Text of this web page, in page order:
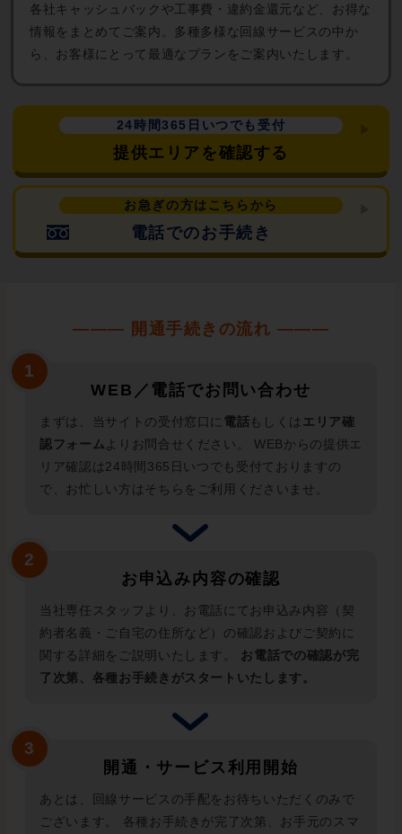
各社キャッシュバックや工事費・違約金還元など、お得な
情報をまとめてご案内。多種多様な回線サービスの中か
ら、お客様にとって最適なプランをご案内いたします。
24時間365日いつでも受付
提供エリアを確認する
お急ぎの方はこちらから
電話でのお手続き
WEB／電話でお問い合わせ
まずは、当サイトの受付窓口に 電話もしくは エリア確
認フォームよりお問合せください。 WEBからの提供エ
リア確認は24時間365日いつでも受付ておりますの
で、お忙しい方はそちらをご利用くださいませ。
お申込み内容の確認
当社専任スタッフより、お電話にてお申込み内容（契
約者名義・ご自宅の住所など）の確認およびご契約に
関する詳細をご説明いたします。 お電話での確認が完
了次第、各種お手続きがスタートいたします。
開通・サービス利用開始
あとは、回線サービスの手配をお待ちいただくのみで
ございます。 各種お手続きが完了次第、お手元のスマ